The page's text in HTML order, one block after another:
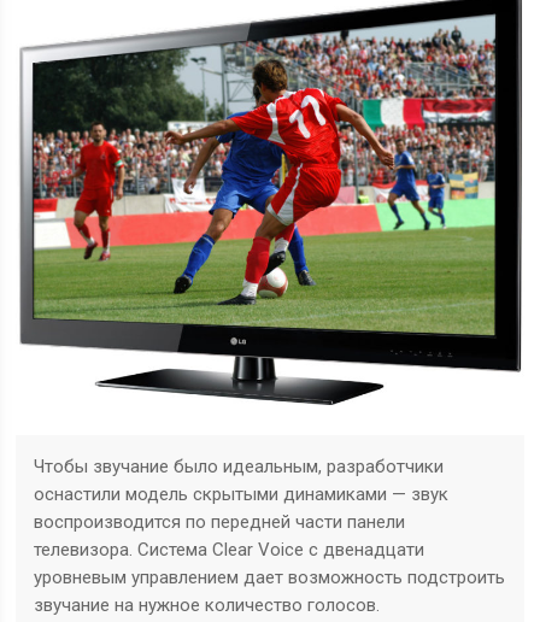
Чтобы звучание было идеальным, разработчики
оснастили модель скрытыми динамиками — звук
воспроизводится по передней части панели
телевизора. Система Clear Voice с двенадцати
уровневым управлением дает возможность подстроить
звучание на нужное количество голосов.